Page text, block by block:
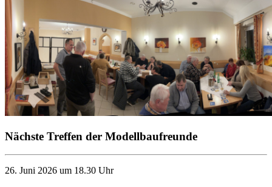
Nächste Treffen der Modellbaufreunde
26. Juni 2026 um 18.30 Uhr